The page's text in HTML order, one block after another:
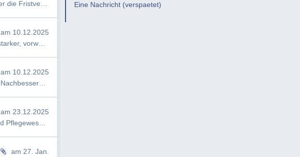
am 10.12.2025
am 10.12.2025
am 23.12.2025
am 27. Jan.
Eine Nachricht (verspaetet)